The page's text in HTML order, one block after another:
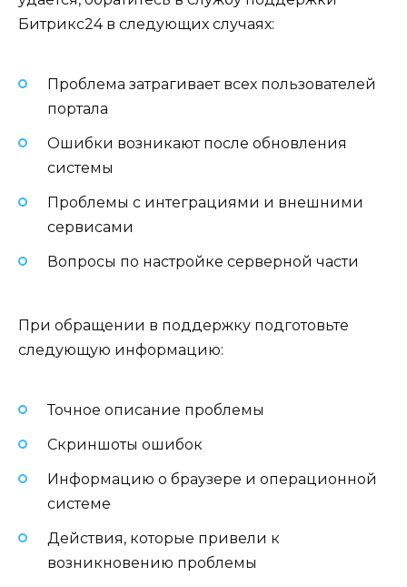
Битрикс24 в следующих случаях:
Проблема затрагивает всех пользователей
портала
Ошибки возникают после обновления
системы
Проблемы с интеграциями и внешними
сервисами
Вопросы по настройке серверной части
При обращении в поддержку подготовьте
следующую информацию:
Точное описание проблемы
Скриншоты ошибок
Информацию о браузере и операционной
системе
Действия, которые привели к
возникновению проблемы